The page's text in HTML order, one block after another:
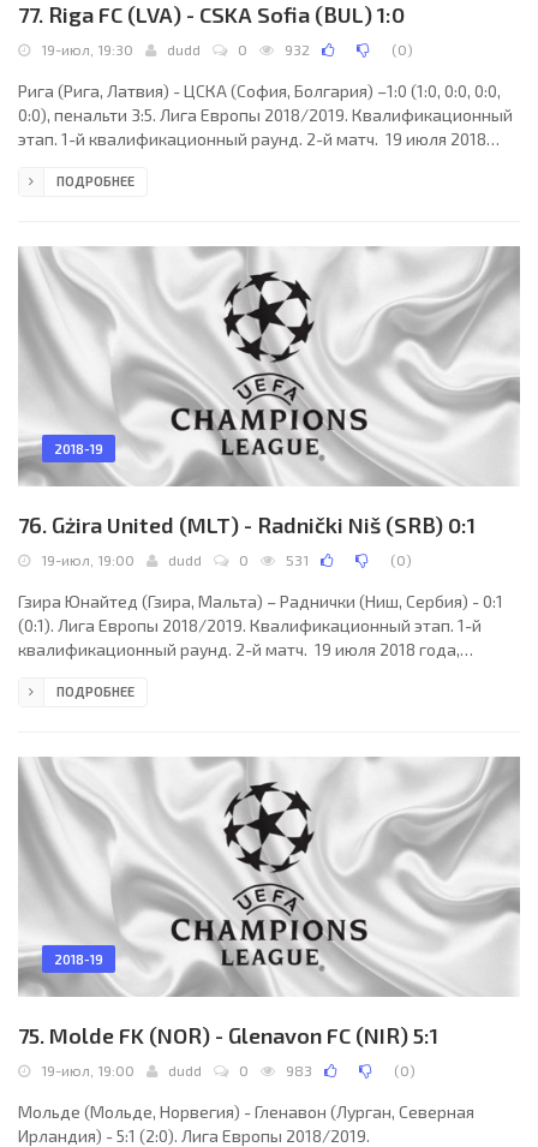
77. Riga FC (LVA) - CSKA Sofia (BUL) 1:0
19-июл, 19:30 dudd 0 932 (0)
Рига (Рига, Латвия) - ЦСКА (София, Болгария) –1:0 (1:0, 0:0, 0:0,
0:0), пенальти 3:5. Лига Европы 2018/2019. Квалификационный
этап. 1-й квалификационный раунд. 2-й матч. 19 июля 2018
Сконто. 3100 зрителей (31 % при вместимости 10007). Главный
(Павлодар, Казахстан). Резервный судья: Арман Исмуратов
(Казахстан). Рига
ПОДРОБНЕЕ
2018-19
76. Gżira United (MLT) - Radnički Niš (SRB) 0:1
19-июл, 19:00 dudd 0 531 (0)
Гзира Юнайтед (Гзира, Мальта) – Раднички (Ниш, Сербия) - 0:1
(0:1). Лига Европы 2018/2019. Квалификационный этап. 1-й
квалификационный раунд. 2-й матч. 19 июля 2018 года,
Сентенари. 509 зрителей (25 % при вместимости 2000).
Резервный судья: Артак Симонян (Армения). Гзира Юнайтед: 1.
Энтони Курми; 26. Саша Борг, 33. Томас
ПОДРОБНЕЕ
2018-19
75. Molde FK (NOR) - Glenavon FC (NIR) 5:1
19-июл, 19:00 dudd 0 983 (0)
Мольде (Мольде, Норвегия) - Гленавон (Лурган, Северная
Ирландия) - 5:1 (2:0). Лига Европы 2018/2019.